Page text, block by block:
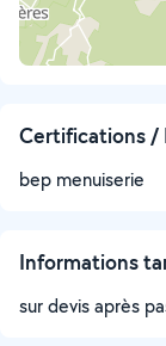
Certifications /
bep menuiserie
Informations
sur devis après